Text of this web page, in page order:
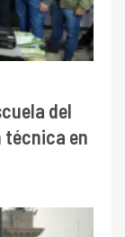
del
técnica en